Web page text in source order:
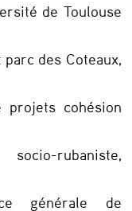
de Toulouse
des Coteaux,
projets cohésion
socio-rubaniste,
générale de